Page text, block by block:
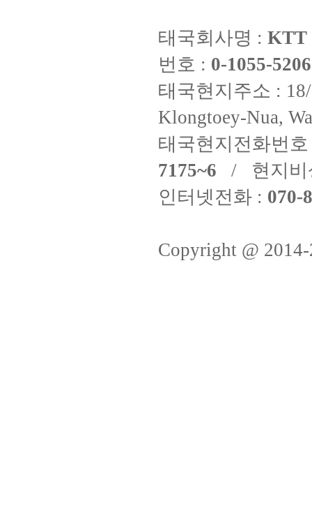
태국회사명 : KTT
번호 : 0-1055-
태국현지주소 :
Klongtoey-Nua,
태국현지전화번
7175~6 / 현지비
인터넷전화 : 070-
Copyright @